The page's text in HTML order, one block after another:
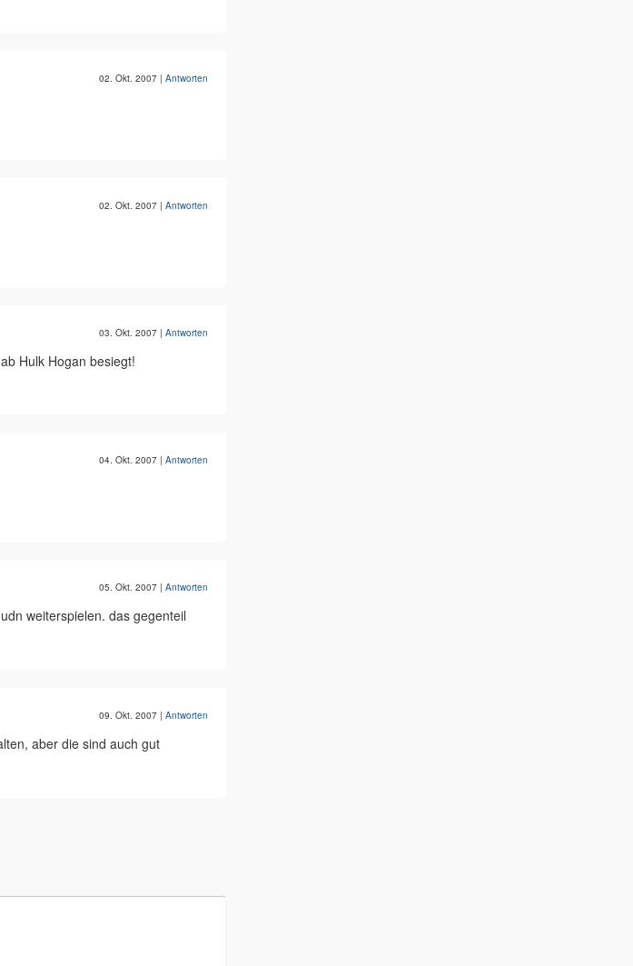
02. Okt. 2007 | Antworten
02. Okt. 2007 | Antworten
03. Okt. 2007 | Antworten
Hulk Hogan besiegt!
04. Okt. 2007 | Antworten
05. Okt. 2007 | Antworten
weiterspielen. das gegenteil
09. Okt. 2007 | Antworten
aber die sind auch gut